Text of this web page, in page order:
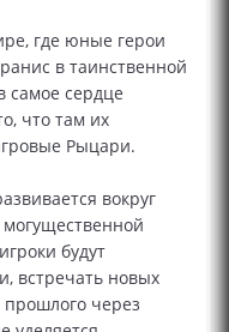
где юные герои
в таинственной
самое сердце
что там их
Рыцари.
вокруг
будут
встречать новых
через